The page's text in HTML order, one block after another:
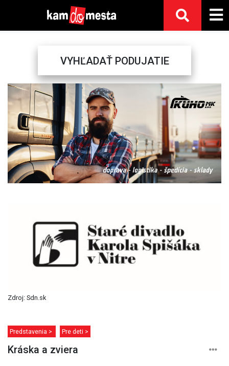
VYHĽADAŤ PODUJATIE
Previous Next
Zdroj: Sdn.sk
Predstavenia > Pre deti >
Kráska a zviera